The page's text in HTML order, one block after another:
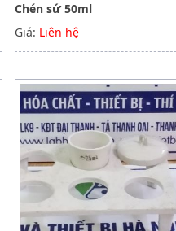
Chén sứ 50ml
Giá: Liên hệ